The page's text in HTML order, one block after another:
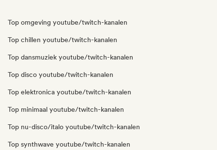
Top omgeving youtube/twitch-kanalen
Top chillen youtube/twitch-kanalen
Top dansmuziek youtube/twitch-kanalen
Top disco youtube/twitch-kanalen
Top elektronica youtube/twitch-kanalen
Top minimaal youtube/twitch-kanalen
Top nu-disco/italo youtube/twitch-kanalen
Top synthwave youtube/twitch-kanalen